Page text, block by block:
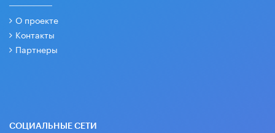
О проекте
Контакты
Партнеры
СОЦИАЛЬНЫЕ СЕТИ